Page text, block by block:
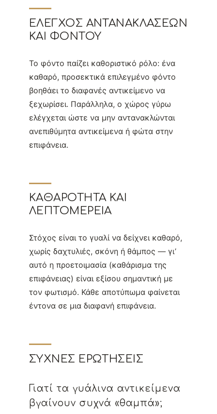
ΈΛΕΓΧΟΣ ΑΝΤΑΝΑΚΛΆΣΕΩΝ
ΚΑΙ ΦΌΝΤΟΥ
Το φόντο παίζει καθοριστικό ρόλο: ένα
καθαρό, προσεκτικά επιλεγμένο φόντο
βοηθάει το διαφανές αντικείμενο να
ξεχωρίσει. Παράλληλα, ο χώρος γύρω
ελέγχεται ώστε να μην αντανακλώνται
ανεπιθύμητα αντικείμενα ή φώτα στην
επιφάνεια.
ΚΑΘΑΡΌΤΗΤΑ ΚΑΙ
ΛΕΠΤΟΜΈΡΕΙΑ
Στόχος είναι το γυαλί να δείχνει καθαρό,
χωρίς δαχτυλιές, σκόνη ή θάμπος — γι’
αυτό η προετοιμασία (καθάρισμα της
επιφάνειας) είναι εξίσου σημαντική με
τον φωτισμό. Κάθε αποτύπωμα φαίνεται
έντονα σε μια διαφανή επιφάνεια.
ΣΥΧΝΈΣ ΕΡΩΤΉΣΕΙΣ
Γιατί τα γυάλινα αντικείμενα
βγαίνουν συχνά «θαμπά»;